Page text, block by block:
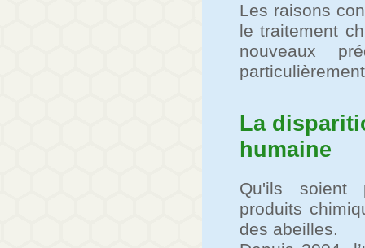
Les raisons
le traitement
nouveaux
La
humaine
Qu'ils soient
produits
des abeilles.